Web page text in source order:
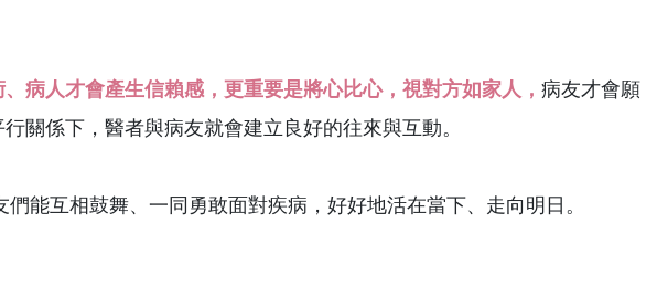
病人才會產生信賴感，更重要是將心比心，視對方如家人， 病友才會願
關係下，醫者與病友就會建立良好的往來與互動。
能互相鼓舞、一同勇敢面對疾病，好好地活在當下、走向明日。